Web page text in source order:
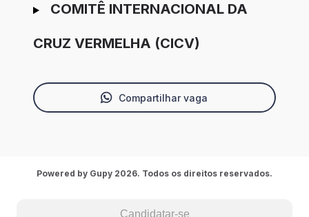
COMITÊ INTERNACIONAL DA
CRUZ VERMELHA (CICV)
Compartilhar vaga
Candidatar-se
Powered by Gupy 2026. Todos os direitos reservados.